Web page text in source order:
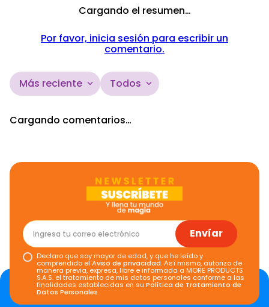
Cargando el resumen…
Por favor, inicia sesión para escribir un
comentario.
Más reciente Todos
Cargando comentarios…
Envíar
Declaro que soy mayor de edad, y que he leído y
comprendido elAviso de privacidad. Así mismo, autorizo de
manera previa, expresa, libre e informada a MORE PRODUCTS
S.A.S. el tratamiento de mis datos personales conforme a las
finalidades establecidas en suPolítica de Tratamiento de
Datos Personales.